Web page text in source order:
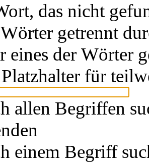
das nicht
getrennt
eines der Wörter
für
allen Begriffen
einem Begriff